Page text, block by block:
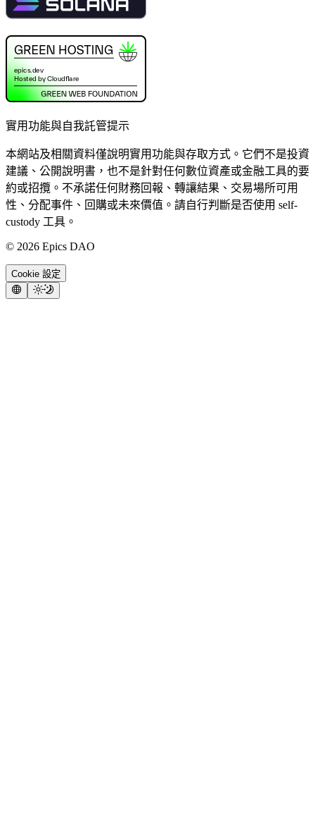
實用功能與自我託管提示
本網站及相關資料僅說明實用功能與存取方式。它們不是投資
建議、公開說明書，也不是針對任何數位資產或金融工具的要
約或招攬。不承諾任何財務回報、轉讓結果、交易場所可用
性、分配事件、回購或未來價值。請自行判斷是否使用 self-
custody 工具。
© 2026 Epics DAO
Cookie 設定